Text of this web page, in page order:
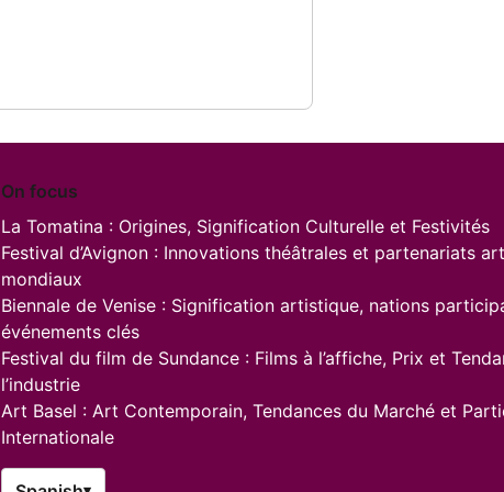
On focus
La Tomatina : Origines, Signification Culturelle et Festivités
Festival d’Avignon : Innovations théâtrales et partenariats
mondiaux
Biennale de Venise : Signification artistique, nations
événements clés
Festival du film de Sundance : Films à l’affiche, Prix et
l’industrie
Art Basel : Art Contemporain, Tendances du Marché et
Internationale